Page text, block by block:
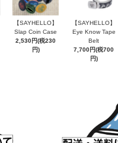
【SAYHELLO】
Slap Coin Case
2,530円(税230
円)
【SAYHELLO】
Eye Know Tape
Belt
7,700円(税700
円)